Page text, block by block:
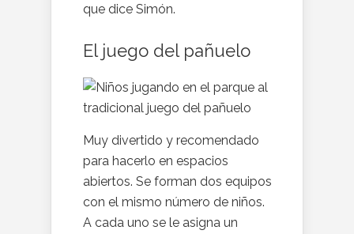
que dice Simón.
El juego del pañuelo
Muy divertido y recomendado
para hacerlo en espacios
abiertos. Se forman dos equipos
con el mismo número de niños.
A cada uno se le asigna un